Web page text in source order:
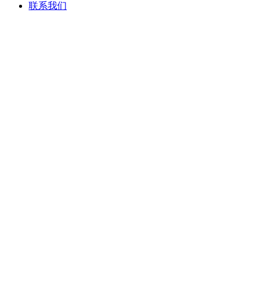
联系我们